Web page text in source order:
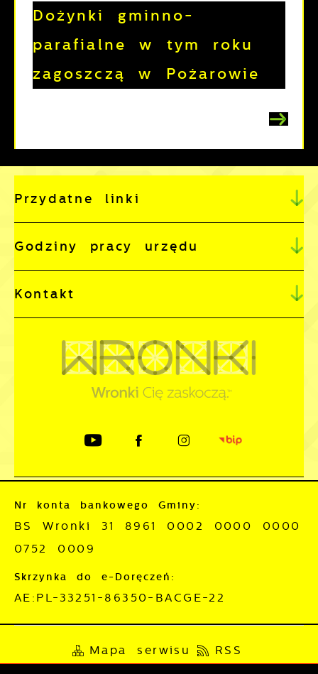
Dożynki gminno-
parafialne w tym roku
zagoszczą w Pożarowie
Przydatne linki
Godziny pracy urzędu
Kontakt
Nr konta bankowego Gminy:
BS Wronki 31 8961 0002 0000 0000
0752 0009
Skrzynka do e-Doręczeń:
AE:PL-33251-86350-BACGE-22
Mapa serwisu RSS